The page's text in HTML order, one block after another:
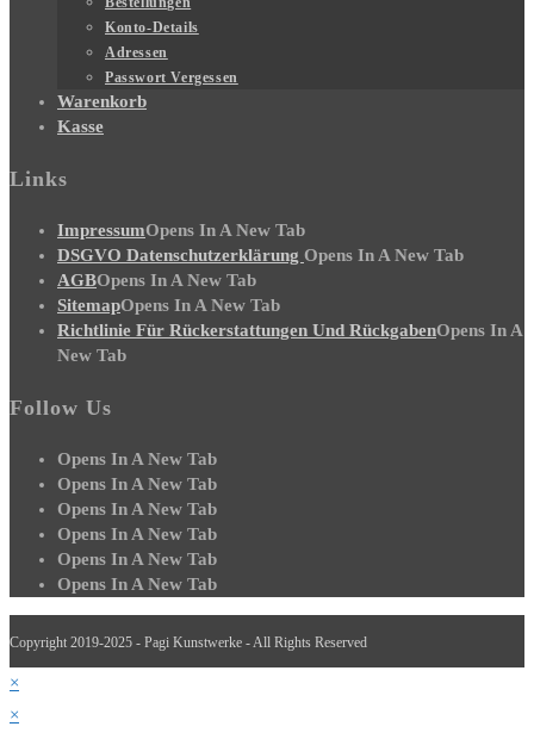
Konto-Details
Adressen
Passwort Vergessen
Warenkorb
Kasse
Links
ImpressumOpens In A New Tab
DSGVO Datenschutzerklärung Opens In A New Tab
AGBOpens In A New Tab
SitemapOpens In A New Tab
Richtlinie Für Rückerstattungen Und RückgabenOpens In A
New Tab
Follow Us
Opens In A New Tab
Opens In A New Tab
Opens In A New Tab
Opens In A New Tab
Opens In A New Tab
Opens In A New Tab
Copyright 2019-2025 - Pagi Kunstwerke - All Rights Reserved
×
×